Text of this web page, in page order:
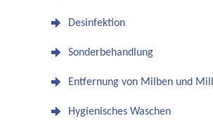
Desinfektion
Sonderbehandlung
Entfernung von Milben und
Hygienisches Waschen